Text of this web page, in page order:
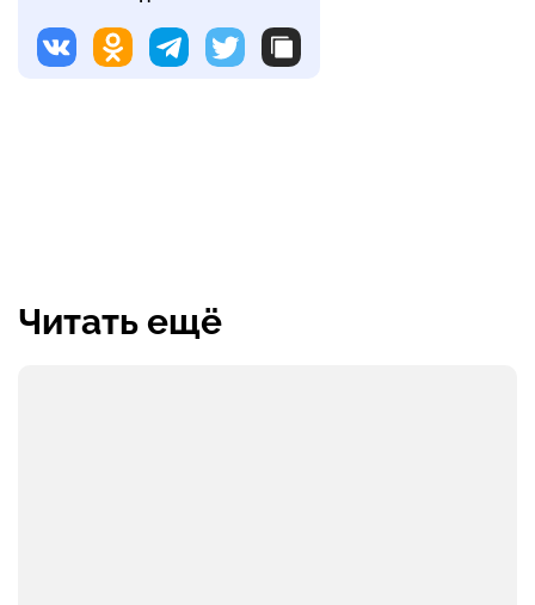
Читать ещё